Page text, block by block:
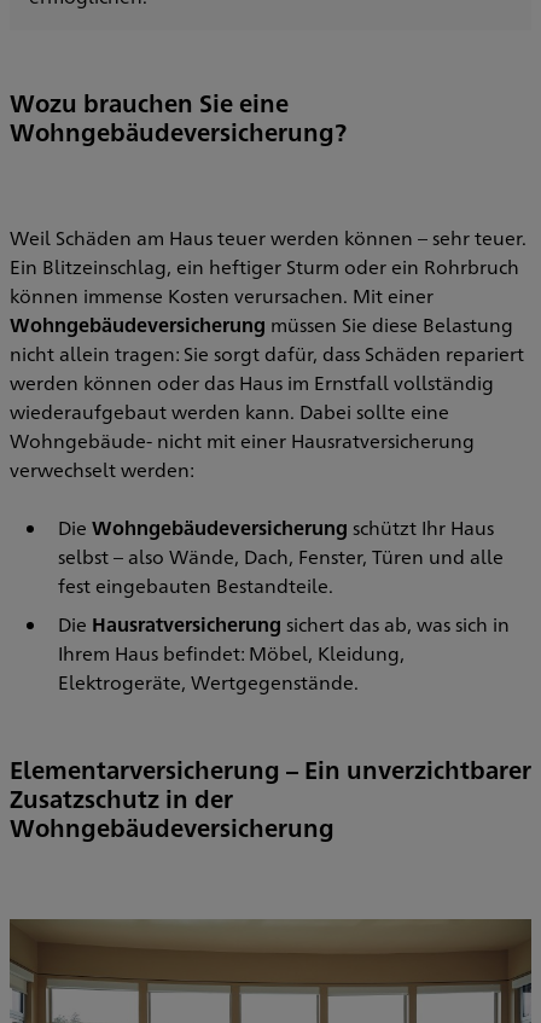
Wozu brauchen Sie eine
Wohngebäudeversicherung?
Weil Schäden am Haus teuer werden können – sehr teuer.
Ein Blitzeinschlag, ein heftiger Sturm oder ein Rohrbruch
können immense Kosten verursachen. Mit einer
Wohngebäudeversicherung müssen Sie diese Belastung
nicht allein tragen: Sie sorgt dafür, dass Schäden repariert
werden können oder das Haus im Ernstfall vollständig
wiederaufgebaut werden kann. Dabei sollte eine
Wohngebäude- nicht mit einer Hausratversicherung
verwechselt werden:
Die Wohngebäudeversicherung schützt Ihr Haus
selbst – also Wände, Dach, Fenster, Türen und alle
fest eingebauten Bestandteile.
Die Hausratversicherung sichert das ab, was sich in
Ihrem Haus befindet: Möbel, Kleidung,
Elektrogeräte, Wertgegenstände.
Elementarversicherung – Ein unverzichtbarer
Zusatzschutz in der
Wohngebäudeversicherung